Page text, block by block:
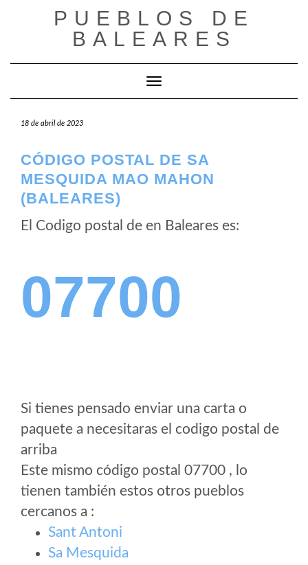
PUEBLOS DE
BALEARES
Cambiar modo de navegación
18 de abril de 2023
CÓDIGO POSTAL DE SA
MESQUIDA MAO MAHON
(BALEARES)
El Codigo postal de en Baleares es:
07700
Si tienes pensado enviar una carta o
paquete a necesitaras el codigo postal de
arriba
Este mismo código postal 07700 , lo
tienen también estos otros pueblos
cercanos a :
Sant Antoni
Sa Mesquida